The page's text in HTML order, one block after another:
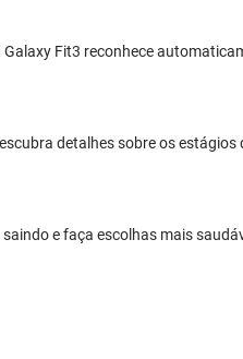
Fit3 reconhece
detalhes sobre os estágios
e faça escolhas mais